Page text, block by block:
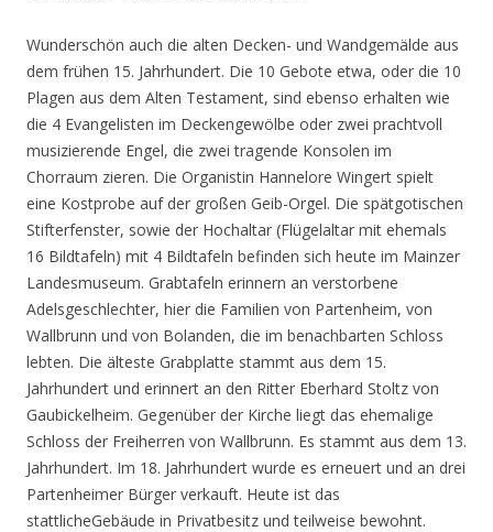
Wunderschön auch die alten Decken- und Wandgemälde aus
dem frühen 15. Jahrhundert. Die 10 Gebote etwa, oder die 10
Plagen aus dem Alten Testament, sind ebenso erhalten wie
die 4 Evangelisten im Deckengewölbe oder zwei prachtvoll
musizierende Engel, die zwei tragende Konsolen im
Chorraum zieren. Die Organistin Hannelore Wingert spielt
eine Kostprobe auf der großen Geib-Orgel. Die spätgotischen
Stifterfenster, sowie der Hochaltar (Flügelaltar mit ehemals
16 Bildtafeln) mit 4 Bildtafeln befinden sich heute im Mainzer
Landesmuseum. Grabtafeln erinnern an verstorbene
Adelsgeschlechter, hier die Familien von Partenheim, von
Wallbrunn und von Bolanden, die im benachbarten Schloss
lebten. Die älteste Grabplatte stammt aus dem 15.
Jahrhundert und erinnert an den Ritter Eberhard Stoltz von
Gaubickelheim. Gegenüber der Kirche liegt das ehemalige
Schloss der Freiherren von Wallbrunn. Es stammt aus dem 13.
Jahrhundert. Im 18. Jahrhundert wurde es erneuert und an drei
Partenheimer Bürger verkauft. Heute ist das
stattlicheGebäude in Privatbesitz und teilweise bewohnt.